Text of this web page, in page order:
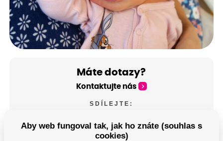
Máte dotazy?
Kontaktujte nás
SDÍLEJTE:
Aby web fungoval tak, jak ho znáte (souhlas s
cookies)